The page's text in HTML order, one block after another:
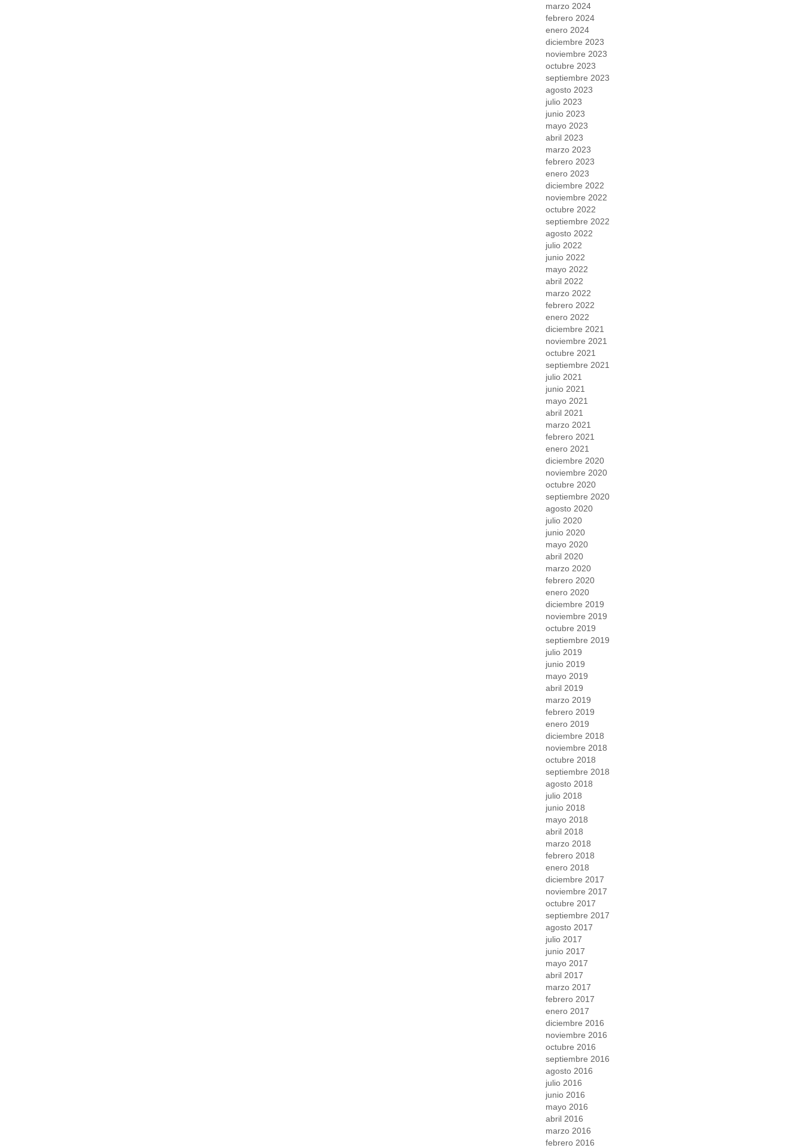
marzo 2024
febrero 2024
enero 2024
diciembre 2023
noviembre 2023
octubre 2023
septiembre 2023
agosto 2023
julio 2023
junio 2023
mayo 2023
abril 2023
marzo 2023
febrero 2023
enero 2023
diciembre 2022
noviembre 2022
octubre 2022
septiembre 2022
agosto 2022
julio 2022
junio 2022
mayo 2022
abril 2022
marzo 2022
febrero 2022
enero 2022
diciembre 2021
noviembre 2021
octubre 2021
septiembre 2021
julio 2021
junio 2021
mayo 2021
abril 2021
marzo 2021
febrero 2021
enero 2021
diciembre 2020
noviembre 2020
octubre 2020
septiembre 2020
agosto 2020
julio 2020
junio 2020
mayo 2020
abril 2020
marzo 2020
febrero 2020
enero 2020
diciembre 2019
noviembre 2019
octubre 2019
septiembre 2019
julio 2019
junio 2019
mayo 2019
abril 2019
marzo 2019
febrero 2019
enero 2019
diciembre 2018
noviembre 2018
octubre 2018
septiembre 2018
agosto 2018
julio 2018
junio 2018
mayo 2018
abril 2018
marzo 2018
febrero 2018
enero 2018
diciembre 2017
noviembre 2017
octubre 2017
septiembre 2017
agosto 2017
julio 2017
junio 2017
mayo 2017
abril 2017
marzo 2017
febrero 2017
enero 2017
diciembre 2016
noviembre 2016
octubre 2016
septiembre 2016
agosto 2016
julio 2016
junio 2016
mayo 2016
abril 2016
marzo 2016
febrero 2016